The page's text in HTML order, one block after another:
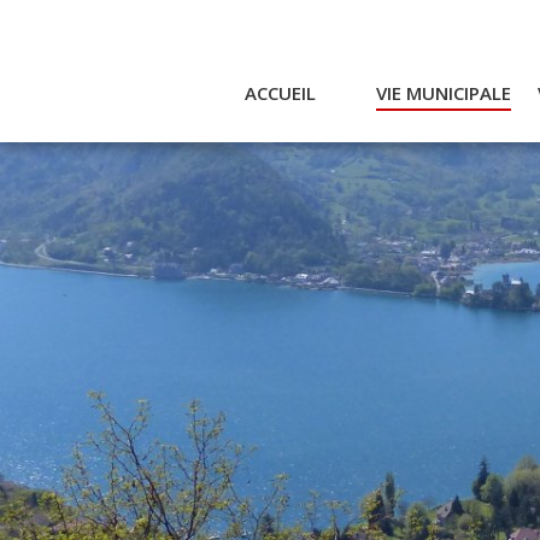
ACCUEIL VIE MUNICIPALE
Actualités et agenda
Conseil municipal
Actes
Réglementaires
Services municipaux
Intercommunalité
Emplois / Marchés
Finances